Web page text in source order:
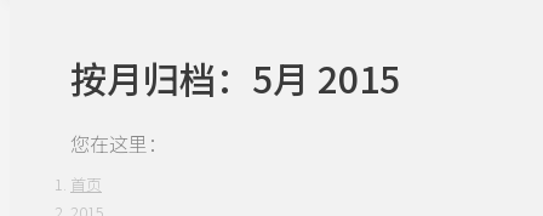
按月归档： 5月 2015
您在这里：
首页